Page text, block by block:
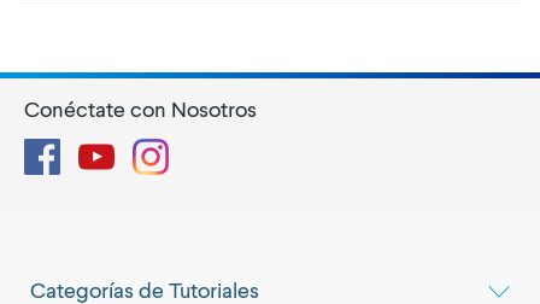
Categorías de Tutoriales
Conéctate con Nosotros
FacebookYouTubeInstagram